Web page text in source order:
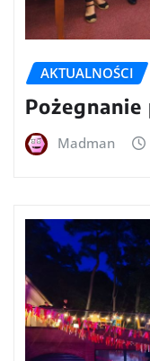
AKTUALNOŚCI
Madman